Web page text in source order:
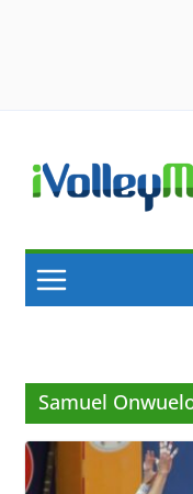
content
Samuel